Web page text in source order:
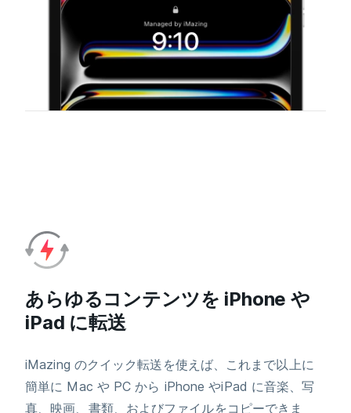
あらゆるコンテンツを iPhone や
iPad に転送
iMazing のクイック転送を使えば、これまで以上に
簡単に Mac や PC から iPhone やiPad に音楽、写
真、映画、書類、およびファイルをコピーできま